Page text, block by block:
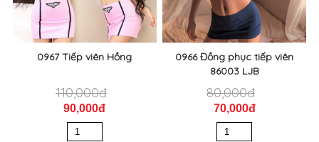
0967 Tiếp viên Hồng
110,000đ
90,000đ
0966 Đồng phục tiếp viên
86003 LJB
80,000đ
70,000đ